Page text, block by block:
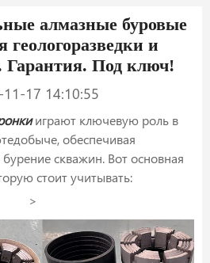
алмазные буровые
геологоразведки и
Гарантия. Под ключ!
17 14:10:55
играют ключевую роль в
обеспечивая
скважин. Вот основная
стоит учитывать:
>